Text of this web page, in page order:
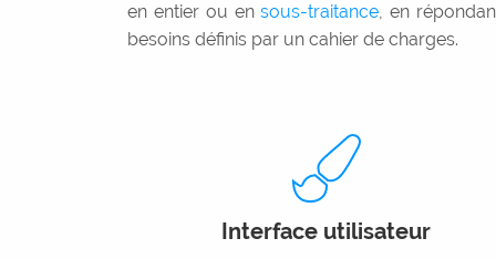
en entier ou ensous-traitance, en
besoins définis par un cahier de charges.
Interface utilisateur